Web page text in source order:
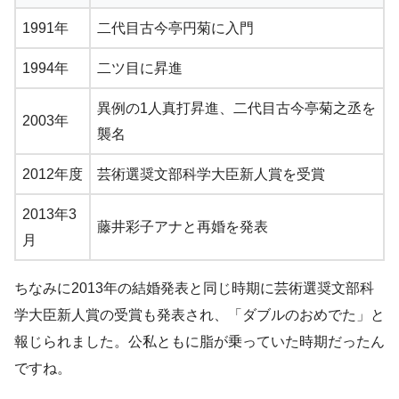
1991年 二代目古今亭円菊に入門
1994年 二ツ目に昇進
2003年
異例の1人真打昇進、二代目古今亭菊之丞を
襲名
2012年度 芸術選奨文部科学大臣新人賞を受賞
2013年3
月
藤井彩子アナと再婚を発表
ちなみに2013年の結婚発表と同じ時期に芸術選奨文部科
学大臣新人賞の受賞も発表され、「ダブルのおめでた」と
報じられました。公私ともに脂が乗っていた時期だったん
ですね。